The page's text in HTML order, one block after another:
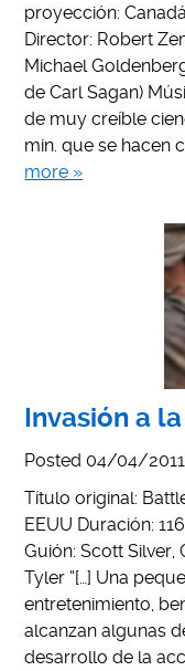
proyección:
Director: Robert
Michael
de Carl Sagan)
de muy creíble
min. que se hacen
more »
Invasión a
Posted 04/04/2011
Título original:
EEUU Duración:
Guión: Scott Silver,
Tyler “[…] Una
entretenimiento,
alcanzan algunas
desarrollo de la